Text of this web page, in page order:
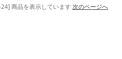
商品を表示しています 次のページへ